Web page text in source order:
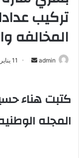
تركيب
المخالفه
admin
ل
ر
11 يناير، 2020
كتبت هناء
المجله